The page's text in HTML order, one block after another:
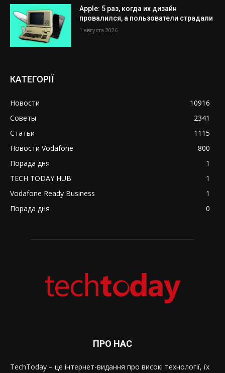
Apple: 5 раз, когда их дизайн
провалился, а пользователи страдали
1 августа 2026
КАТЕГОРІЇ
Новости
10916
Советы
2341
Статьи
1115
Новости Vodafone
800
Порада дня
1
TECH TODAY HUB
1
Vodafone Ready Business
1
Порада дня
0
ПРО НАС
TechToday – це інтернет-видання про високі технології, їх